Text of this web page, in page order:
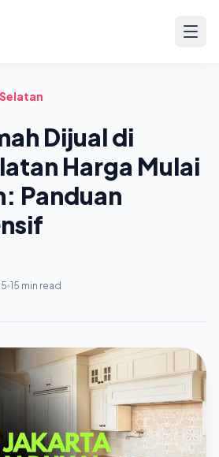
Dijual di
Harga Mulai
Panduan
15 min read